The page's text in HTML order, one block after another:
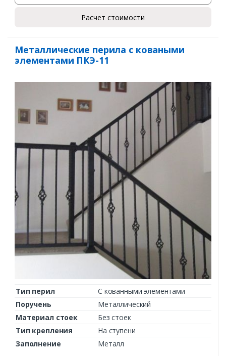
Расчет стоимости
Металлические перила с коваными
элементами ПКЭ-11
Тип перил
С кованными элементами
Поручень
Металлический
Материал стоек
Без стоек
Тип крепления
На ступени
Заполнение
Металл